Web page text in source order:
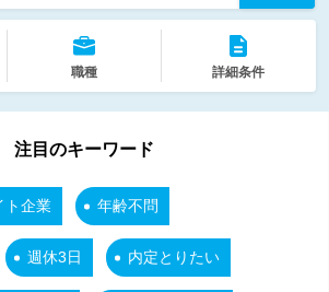
職種 詳細条件
注目のキーワード
ト企業 年齢不問
週休3日 内定とりたい